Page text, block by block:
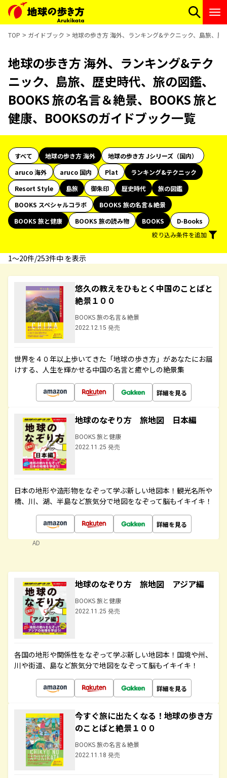
TOP ガイドブック 地球の歩き方 海外、ランキング&テクニック、島旅、歴
地球の歩き方 海外、ランキング&テク
ニック、島旅、歴史時代、旅の図鑑、
BOOKS 旅の名言＆絶景、BOOKS 旅と
健康、BOOKSのガイドブック一覧
すべて 地球の歩き方 海外
地球の歩き方 Jシリーズ（国内）
aruco 海外
aruco 国内 Plat
ランキング&テクニック
Resort Style
島旅 御朱印 歴史時代
旅の図鑑
BOOKS スペシャルコラボ
BOOKS 旅の名言＆絶景
BOOKS 旅と健康
BOOKS 旅の読み物 BOOKS
D-Books
絞り込み条件を追加
1〜20件/253件中 を表示
悠久の教えをひもとく中国のことばと
絶景１００
BOOKS 旅の名言＆絶景
2022.12.15 発売
世界を４０年以上歩いてきた「地球の歩き方」があなたにお届
けする、人生を輝かせる中国の名言と癒やしの絶景集
詳細を見る
地球のなぞり方 旅地図 日本編
BOOKS 旅と健康
2022.11.25 発売
日本の地形や造形物をなぞって学ぶ新しい地図本！観光名所や
橋、川、湖、半島など旅気分で地図をなぞって脳もイキイキ！
詳細を見る
AD
地球のなぞり方 旅地図 アジア編
BOOKS 旅と健康
2022.11.25 発売
各国の地形や関係性をなぞって学ぶ新しい地図本！国境や州、
川や街道、島など旅気分で地図をなぞって脳もイキイキ！
詳細を見る
今すぐ旅に出たくなる！地球の歩き方
のことばと絶景１００
BOOKS 旅の名言＆絶景
2022.11.18 発売